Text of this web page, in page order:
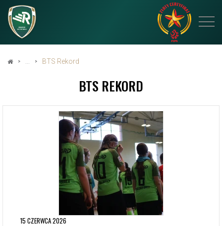
BTS Rekord
BTS REKORD
15 CZERWCA 2026